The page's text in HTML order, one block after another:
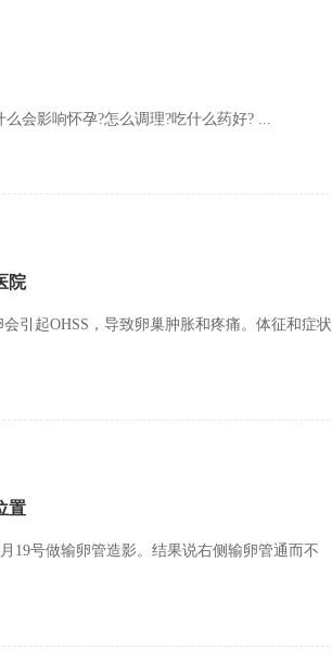
会影响怀孕?怎么调理?吃什么药好? ...
院
引起OHSS，导致卵巢肿胀和疼痛。体征和症状
置
19号做输卵管造影。结果说右侧输卵管通而不